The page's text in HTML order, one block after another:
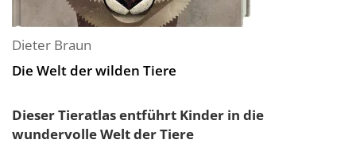
Dieter Braun
Die Welt der wilden Tiere
Dieser Tieratlas entführt Kinder in die
wundervolle Welt der Tiere